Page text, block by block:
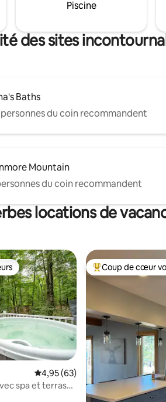
toutes à quelques
Piscine
des sites
Baths
du coin recommandent
Mountain
du coin recommandent
locations de
Note moyenne de 4,95 sur 5,
4,95 (63)
spa et terrasse
Coup de cœur
Coup de cœur